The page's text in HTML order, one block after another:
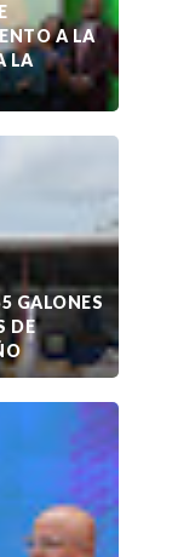
A LA
LA
GALONES
DE